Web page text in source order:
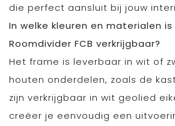
die perfect aansluit bij jouw
In welke kleuren en materialen is
Roomdivider FCB verkrijgbaar?
Het frame is leverbaar in wit of
houten onderdelen, zoals de
zijn verkrijgbaar in wit geolied
creëer je eenvoudig een